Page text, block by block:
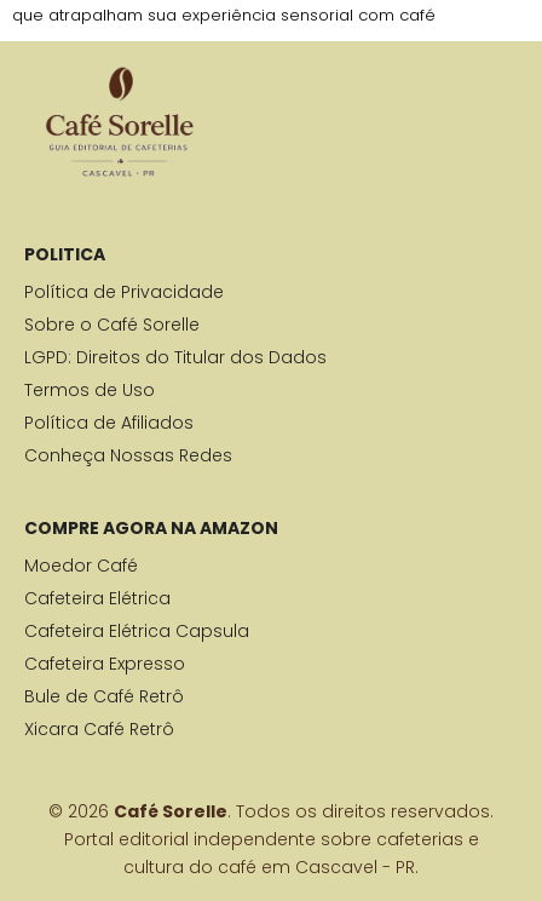
que atrapalham sua experiência sensorial com café
POLITICA
Política de Privacidade
Sobre o Café Sorelle
LGPD: Direitos do Titular dos Dados
Termos de Uso
Política de Afiliados
Conheça Nossas Redes
COMPRE AGORA NA AMAZON
Moedor Café
Cafeteira Elétrica
Cafeteira Elétrica Capsula
Cafeteira Expresso
Bule de Café Retrô
Xicara Café Retrô
© 2026 Café Sorelle. Todos os direitos reservados.
Portal editorial independente sobre cafeterias e
cultura do café em Cascavel - PR.